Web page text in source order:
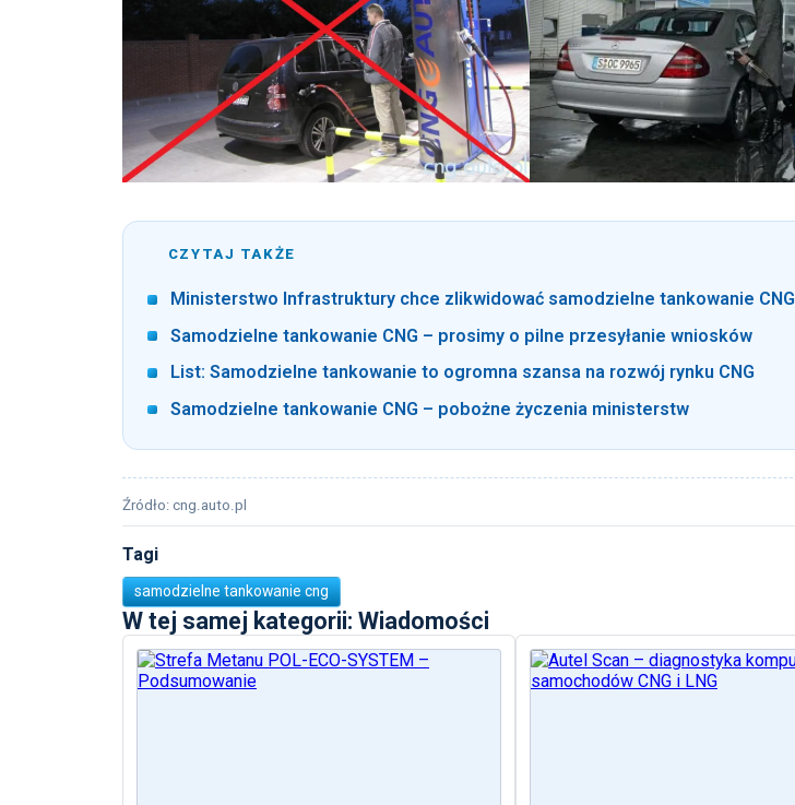
CZYTAJ TAKŻE
Ministerstwo Infrastruktury chce zlikwidować samodzielne tankowanie CNG
Samodzielne tankowanie CNG – prosimy o pilne przesyłanie wniosków
List: Samodzielne tankowanie to ogromna szansa na rozwój rynku CNG
Samodzielne tankowanie CNG – pobożne życzenia ministerstw
Źródło: cng.auto.pl
Tagi
samodzielne tankowanie cng
W tej samej kategorii: Wiadomości